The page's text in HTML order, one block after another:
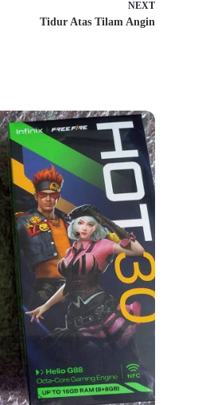
p
a
m
NEXT
Tidur Atas Tilam Angin